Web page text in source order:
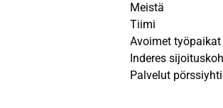
Meistä
Tiimi
Avoimet työpaikat
Inderes
Palvelut